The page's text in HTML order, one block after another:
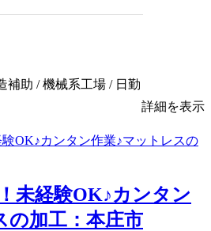
補助 / 機械系工場 / 日勤
詳細を表示
未経験OK♪カンタン
の加工：本庄市